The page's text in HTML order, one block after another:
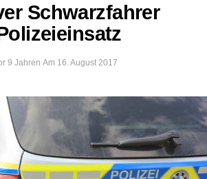
Schwarzfahrer
9 Jahren Am 16. August 2017